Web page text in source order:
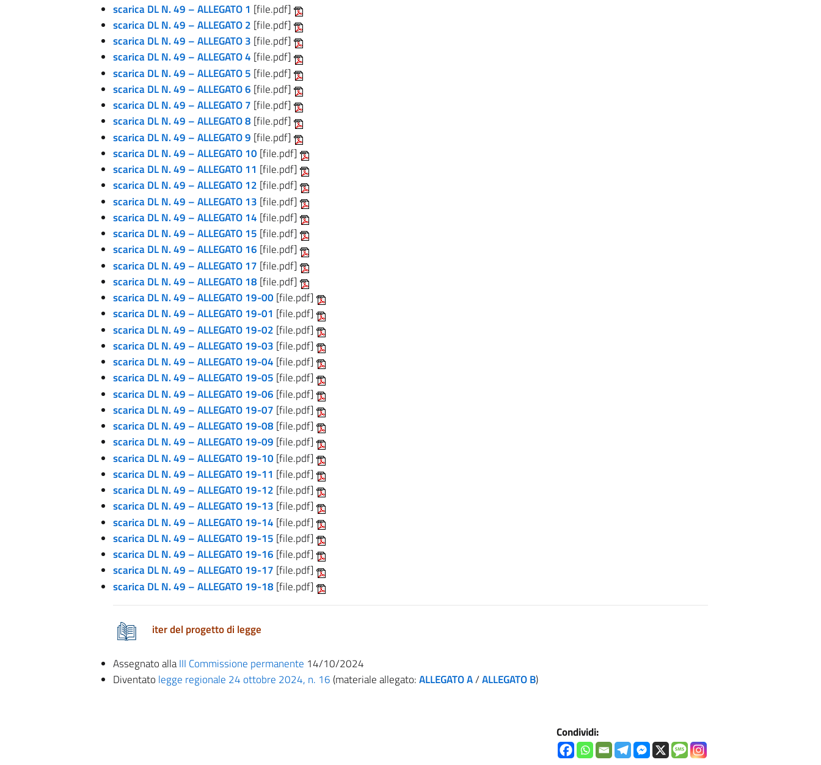
scarica DL N. 49 – ALLEGATO 1 [file.pdf]
scarica DL N. 49 – ALLEGATO 2 [file.pdf]
scarica DL N. 49 – ALLEGATO 3 [file.pdf]
scarica DL N. 49 – ALLEGATO 4 [file.pdf]
scarica DL N. 49 – ALLEGATO 5 [file.pdf]
scarica DL N. 49 – ALLEGATO 6 [file.pdf]
scarica DL N. 49 – ALLEGATO 7 [file.pdf]
scarica DL N. 49 – ALLEGATO 8 [file.pdf]
scarica DL N. 49 – ALLEGATO 9 [file.pdf]
scarica DL N. 49 – ALLEGATO 10 [file.pdf]
scarica DL N. 49 – ALLEGATO 11 [file.pdf]
scarica DL N. 49 – ALLEGATO 12 [file.pdf]
scarica DL N. 49 – ALLEGATO 13 [file.pdf]
scarica DL N. 49 – ALLEGATO 14 [file.pdf]
scarica DL N. 49 – ALLEGATO 15 [file.pdf]
scarica DL N. 49 – ALLEGATO 16 [file.pdf]
scarica DL N. 49 – ALLEGATO 17 [file.pdf]
scarica DL N. 49 – ALLEGATO 18 [file.pdf]
scarica DL N. 49 – ALLEGATO 19-00 [file.pdf]
scarica DL N. 49 – ALLEGATO 19-01 [file.pdf]
scarica DL N. 49 – ALLEGATO 19-02 [file.pdf]
scarica DL N. 49 – ALLEGATO 19-03 [file.pdf]
scarica DL N. 49 – ALLEGATO 19-04 [file.pdf]
scarica DL N. 49 – ALLEGATO 19-05 [file.pdf]
scarica DL N. 49 – ALLEGATO 19-06 [file.pdf]
scarica DL N. 49 – ALLEGATO 19-07 [file.pdf]
scarica DL N. 49 – ALLEGATO 19-08 [file.pdf]
scarica DL N. 49 – ALLEGATO 19-09 [file.pdf]
scarica DL N. 49 – ALLEGATO 19-10 [file.pdf]
scarica DL N. 49 – ALLEGATO 19-11 [file.pdf]
scarica DL N. 49 – ALLEGATO 19-12 [file.pdf]
scarica DL N. 49 – ALLEGATO 19-13 [file.pdf]
scarica DL N. 49 – ALLEGATO 19-14 [file.pdf]
scarica DL N. 49 – ALLEGATO 19-15 [file.pdf]
scarica DL N. 49 – ALLEGATO 19-16 [file.pdf]
scarica DL N. 49 – ALLEGATO 19-17 [file.pdf]
scarica DL N. 49 – ALLEGATO 19-18 [file.pdf]
iter del progetto di legge
Assegnato allaIII Commissione permanente 14/10/2024
Diventato legge regionale 24 ottobre 2024, n. 16 (materiale allegato:ALLEGATO A/ALLEGATO B)
Condividi: